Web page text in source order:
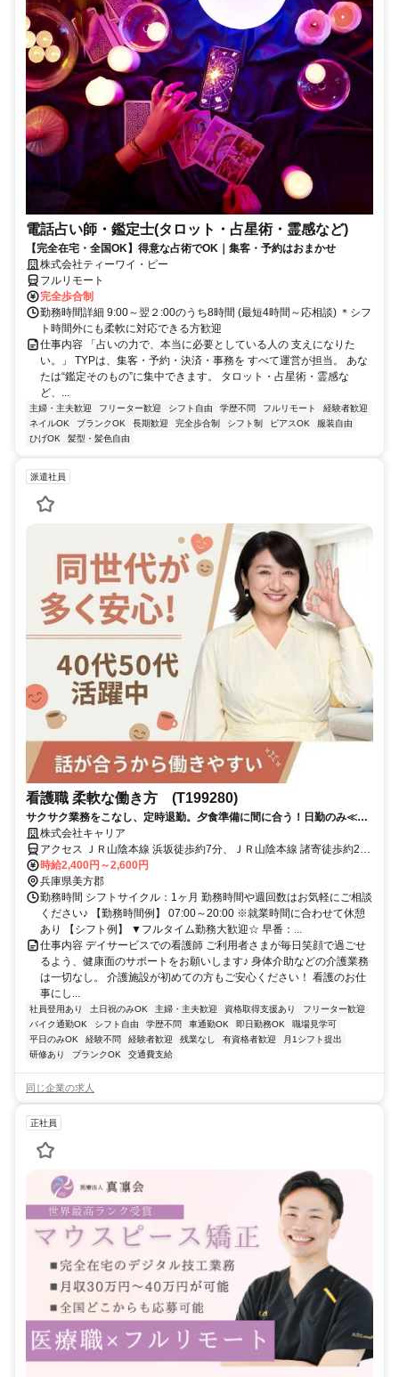
電話占い師・鑑定士(タロット・占星術・霊感など)
【完全在宅・全国OK】得意な占術でOK｜集客・予約はおまかせ
株式会社ティーワイ・ピー
フルリモート
完全歩合制
勤務時間詳細 9:00～翌２:00のうち8時間 (最短4時間～応相談) ＊シフ
ト時間外にも柔軟に対応できる方歓迎
仕事内容 「占いの力で、本当に必要としている人の 支えになりた
い。」 TYPは、集客・予約・決済・事務を すべて運営が担当。 あな
たは“鑑定そのもの”に集中できます。 タロット・占星術・霊感な
ど、...
主婦・主夫歓迎 フリーター歓迎 シフト自由 学歴不問 フルリモート
経験者歓迎
ネイルOK
ブランクOK 長期歓迎 完全歩合制 シフト制 ピアスOK
服装自由
ひげOK
髪型・髪色自由
派遣社員
看護職 柔軟な働き方 (T199280)
サクサク業務をこなし、定時退勤。夕食準備に間に合う！日勤のみ≪兵
庫県美方郡新温泉町周辺≫
株式会社キャリア
アクセス ＪＲ山陰本線 浜坂徒歩約7分、ＪＲ山陰本線 諸寄徒歩約22
分、ＪＲ山陰本線 居組徒歩約85分
時給2,400円～2,600円
兵庫県美方郡
勤務時間 シフトサイクル：1ヶ月 勤務時間や週回数はお気軽にご相談
ください♪ 【勤務時間例】 07:00～20:00 ※就業時間に合わせて休憩
あり 【シフト例】 ▼フルタイム勤務大歓迎☆ 早番：...
仕事内容 デイサービスでの看護師 ご利用者さまが毎日笑顔で過ごせ
るよう、健康面のサポートをお願いします♪ 身体介助などの介護業務
は一切なし。 介護施設が初めての方もご安心ください！ 看護のお仕
事にし...
社員登用あり 土日祝のみOK 主婦・主夫歓迎 資格取得支援あり
フリーター歓迎
バイク通勤OK
シフト自由 学歴不問 車通勤OK 即日勤務OK
職場見学可
平日のみOK
経験不問 経験者歓迎 残業なし 有資格者歓迎
月1シフト提出
研修あり
ブランクOK 交通費支給
同じ企業の求人
正社員